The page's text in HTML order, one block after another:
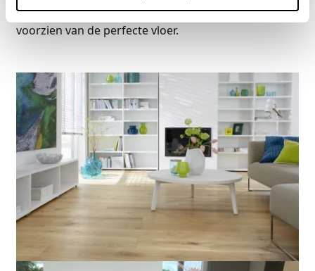
tot wel 80%. We kunnen niet wachten om je te
voorzien van de perfecte vloer.